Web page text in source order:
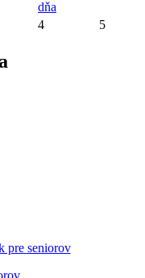
dňa
4 5
pre seniorov